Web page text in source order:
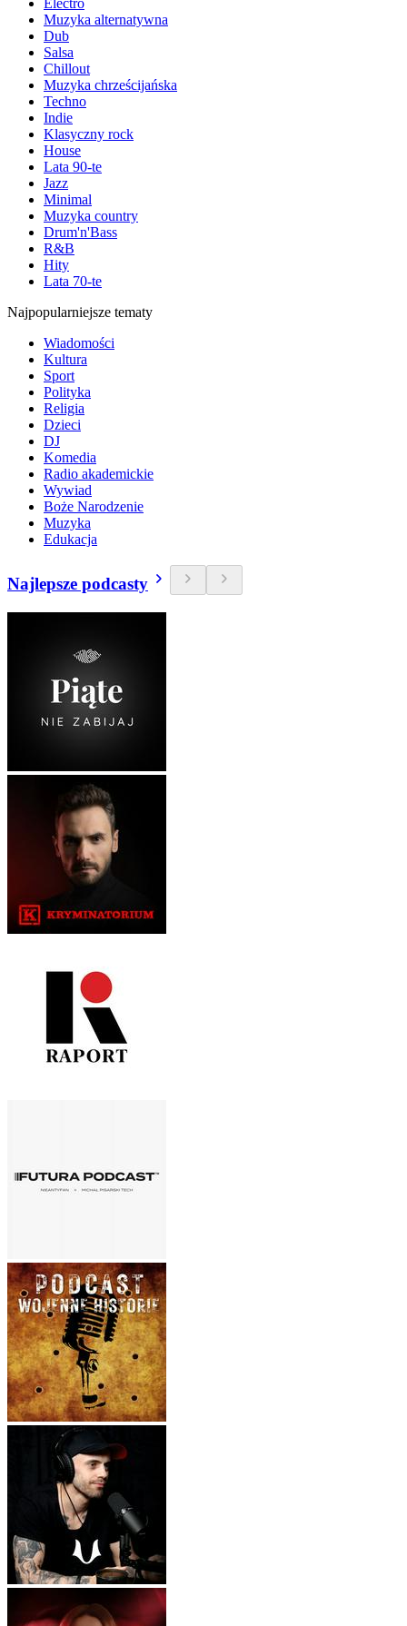
Electro
Muzyka alternatywna
Dub
Salsa
Chillout
Muzyka chrześcijańska
Techno
Indie
Klasyczny rock
House
Lata 90-te
Jazz
Minimal
Muzyka country
Drum'n'Bass
R&B
Hity
Lata 70-te
Najpopularniejsze tematy
Wiadomości
Kultura
Sport
Polityka
Religia
Dzieci
DJ
Komedia
Radio akademickie
Wywiad
Boże Narodzenie
Muzyka
Edukacja
Najlepsze podcasty